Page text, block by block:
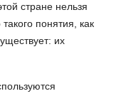
стране нельзя
понятия, как
их